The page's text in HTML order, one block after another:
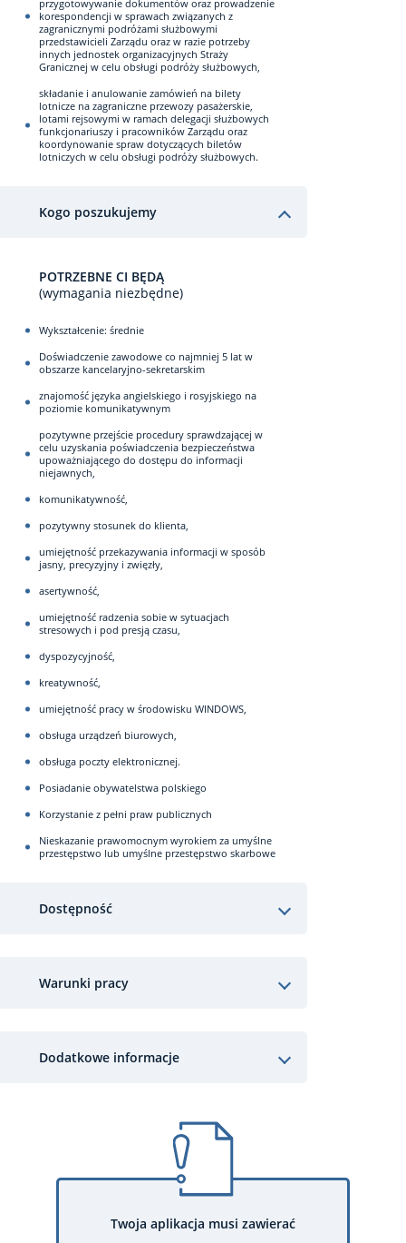
przygotowywanie dokumentów oraz prowadzenie
korespondencji w sprawach związanych z
zagranicznymi podróżami służbowymi
przedstawicieli Zarządu oraz w razie potrzeby
innych jednostek organizacyjnych Straży
Granicznej w celu obsługi podróży służbowych,
składanie i anulowanie zamówień na bilety
lotnicze na zagraniczne przewozy pasażerskie,
lotami rejsowymi w ramach delegacji służbowych
funkcjonariuszy i pracowników Zarządu oraz
koordynowanie spraw dotyczących biletów
lotniczych w celu obsługi podróży służbowych.
Kogo poszukujemy
POTRZEBNE CI BĘDĄ
(wymagania niezbędne)
Wykształcenie: średnie
Doświadczenie zawodowe co najmniej 5 lat w
obszarze kancelaryjno-sekretarskim
znajomość języka angielskiego i rosyjskiego na
poziomie komunikatywnym
pozytywne przejście procedury sprawdzającej w
celu uzyskania poświadczenia bezpieczeństwa
upoważniającego do dostępu do informacji
niejawnych,
komunikatywność,
pozytywny stosunek do klienta,
umiejętność przekazywania informacji w sposób
jasny, precyzyjny i zwięzły,
asertywność,
umiejętność radzenia sobie w sytuacjach
stresowych i pod presją czasu,
dyspozycyjność,
kreatywność,
umiejętność pracy w środowisku WINDOWS,
obsługa urządzeń biurowych,
obsługa poczty elektronicznej.
Posiadanie obywatelstwa polskiego
Korzystanie z pełni praw publicznych
Nieskazanie prawomocnym wyrokiem za umyślne
przestępstwo lub umyślne przestępstwo skarbowe
Dostępność
Warunki pracy
Dodatkowe informacje
Twoja aplikacja musi zawierać